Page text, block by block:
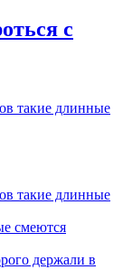
с
такие длинные
такие длинные
смеются
держали в